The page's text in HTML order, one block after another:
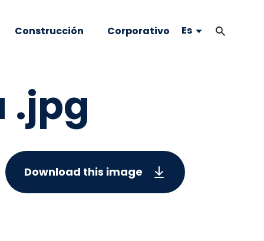
Construcción Corporativo Es
.jpg
Download this image